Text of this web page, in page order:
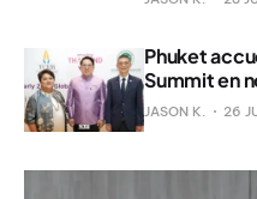
Phuket
Summit en
JASON K. 26